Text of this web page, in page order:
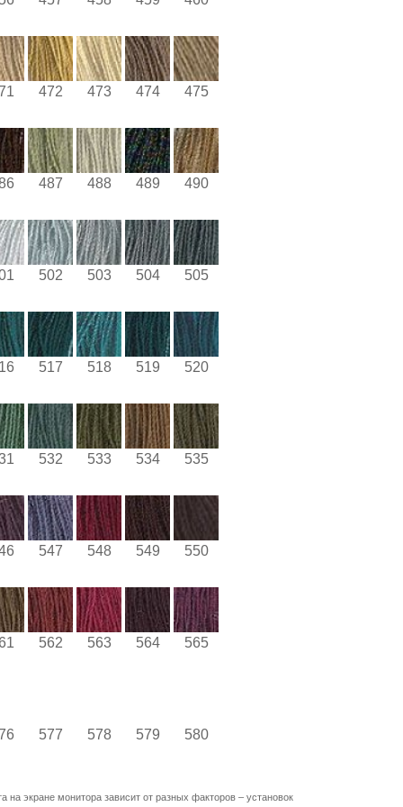
472 473 474 475
487 488 489 490
502 503 504 505
517 518 519 520
532 533 534 535
547 548 549 550
562 563 564 565
577 578 579 580
на экране монитора зависит от разных факторов – установок